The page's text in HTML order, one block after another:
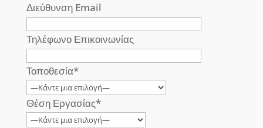
Διεύθυνση Email
Τηλέφωνο Επικοινωνίας
Τοποθεσία*
Θέση Εργασίας*